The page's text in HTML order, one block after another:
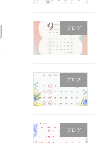
ブログ
ブログ
ブログ